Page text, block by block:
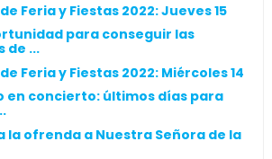
Feria y Fiestas 2022: Jueves 15
para conseguir las
de ...
Feria y Fiestas 2022: Miércoles 14
en concierto: últimos días para
la ofrenda a Nuestra Señora de la